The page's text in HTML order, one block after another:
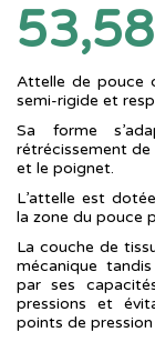
Attelle de pouce
semi-rigide et
Sa forme
rétrécissement
et le poignet.
L’attelle est
la zone du pouce
La couche de
mécanique
par ses
pressions et
points de pression